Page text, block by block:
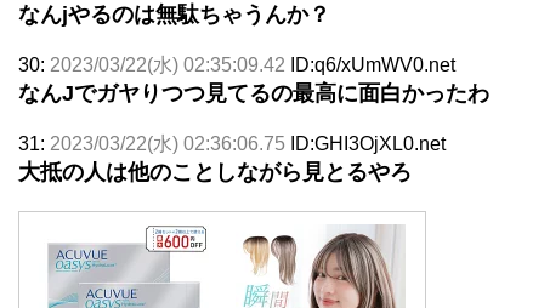
なんjやるのは無駄ちゃうんか？
30: 2023/03/22(水) 02:35:09.42 ID:q6/xUmWV0.net
なんJでガヤりつつ見てるの最高に面白かったわ
31: 2023/03/22(水) 02:36:06.75 ID:GHI3OjXL0.net
大抵の人は他のことしながら見とるやろ